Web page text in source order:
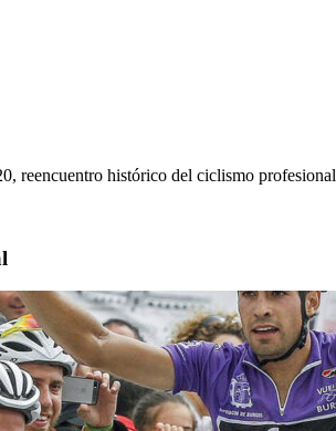
reencuentro histórico del ciclismo profesional